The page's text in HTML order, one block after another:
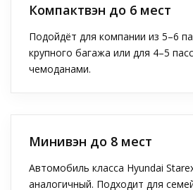
Компактвэн до 6 мест
Подойдёт для компании из 5–6
крупного багажа или для 4–5
чемоданами.
Минивэн до 8 мест
Автомобиль класса Hyundai
аналогичный. Подходит для